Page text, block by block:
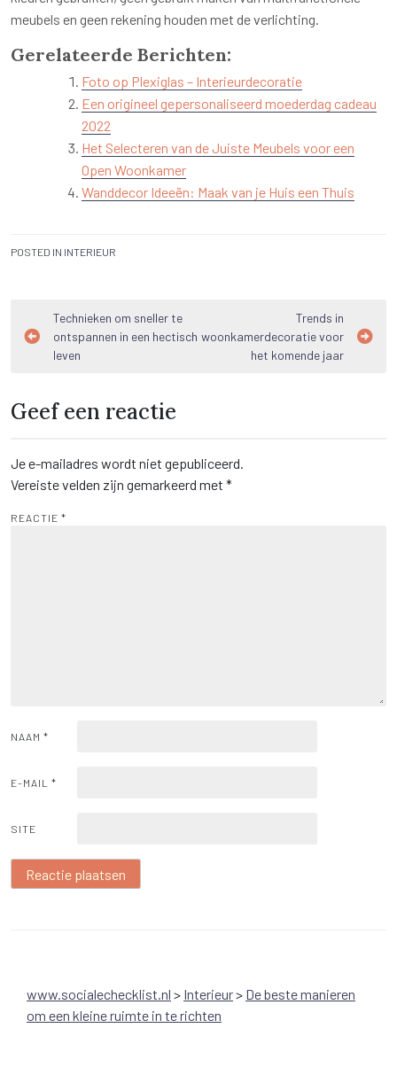
meubels en geen rekening houden met de verlichting.
Gerelateerde Berichten:
Foto op Plexiglas – Interieurdecoratie
Een origineel gepersonaliseerd moederdag cadeau
2022
Het Selecteren van de Juiste Meubels voor een
Open Woonkamer
Wanddecor Ideeën: Maak van je Huis een Thuis
POSTED IN INTERIEUR
Bericht
navigatie
Technieken om sneller te
ontspannen in een hectisch
leven
Trends in
woonkamerdecoratie voor
het komende jaar
Geef een reactie
Je e-mailadres wordt niet gepubliceerd.
Vereiste velden zijn gemarkeerd met *
REACTIE *
NAAM *
E-MAIL *
SITE
www.socialechecklist.nl > Interieur> De beste manieren
om een kleine ruimte in te richten